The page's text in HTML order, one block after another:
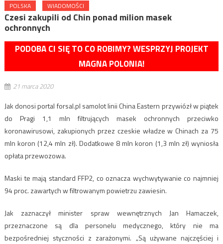
POLSKA WIADOMOŚCI
Czesi zakupili od Chin ponad milion masek
ochronnych
PODOBA CI SIĘ TO CO ROBIMY? WESPRZYJ PROJEKT
MAGNA POLONIA!
21 marca 2020
Jak donosi portal forsal.pl samolot linii China Eastern przywiózł w piątek
do Pragi 1,1 mln filtrujących masek ochronnych przeciwko
koronawirusowi, zakupionych przez czeskie władze w Chinach za 75
mln koron (12,4 mln zł). Dodatkowe 8 mln koron (1,3 mln zł) wyniosła
opłata przewozowa.
Maski te mają standard FFP2, co oznacza wychwytywanie co najmniej
94 proc. zawartych w filtrowanym powietrzu zawiesin.
Jak zaznaczył minister spraw wewnętrznych Jan Hamaczek,
przeznaczone są dla personelu medycznego, który nie ma
bezpośredniej styczności z zarażonymi. „Są używane najczęściej i